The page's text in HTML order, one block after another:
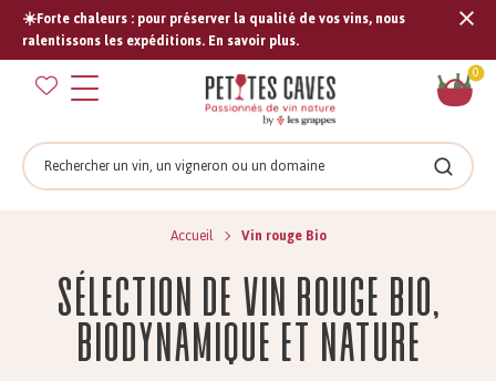
☀️Forte chaleurs : pour préserver la qualité de vos vins, nous
ralentissons les expéditions. En savoir plus.
0
Rechercher
Accueil Vin rouge Bio
Sélection de vin rouge bio,
biodynamique et nature